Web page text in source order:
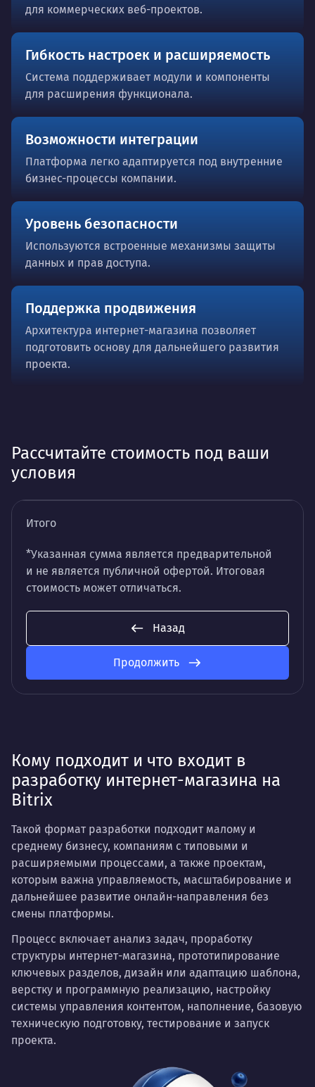
для коммерческих веб-проектов.
Гибкость настроек и расширяемость
Система поддерживает модули и компоненты
для расширения функционала.
Возможности интеграции
Платформа легко адаптируется под внутренние
бизнес-процессы компании.
Уровень безопасности
Используются встроенные механизмы защиты
данных и прав доступа.
Поддержка продвижения
Архитектура интернет-магазина позволяет
подготовить основу для дальнейшего развития
проекта.
Рассчитайте стоимость под ваши
условия
Итого
*Указанная сумма является предварительной
и не является публичной офертой. Итоговая
стоимость может отличаться.
Назад
Продолжить
Кому подходит и что входит в
разработку интернет-магазина на
Bitrix
Такой формат разработки подходит малому и
среднему бизнесу, компаниям с типовыми и
расширяемыми процессами, а также проектам,
которым важна управляемость, масштабирование и
дальнейшее развитие онлайн-направления без
смены платформы.
Процесс включает анализ задач, проработку
структуры интернет-магазина, прототипирование
ключевых разделов, дизайн или адаптацию шаблона,
верстку и программную реализацию, настройку
системы управления контентом, наполнение, базовую
техническую подготовку, тестирование и запуск
проекта.